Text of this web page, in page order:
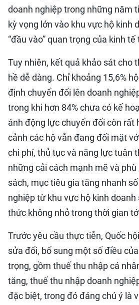
doanh nghiệp trong những năm
kỳ vọng lớn vào khu vực hộ kinh
“đầu vào” quan trọng của kinh tế
Tuy nhiên, kết quả khảo sát cho
hề dễ dàng. Chỉ khoảng 15,6%
định chuyển đổi lên doanh
trong khi hơn 84% chưa có kế
ánh động lực chuyển đổi còn rất
cảnh các hộ vẫn đang đối mặt
chi phí, thủ tục và năng lực tuân
những cải cách mạnh mẽ và phù
sách, mục tiêu gia tăng nhanh
nghiệp từ khu vực hộ kinh
thức không nhỏ trong thời gian
Trước yêu cầu thực tiễn, Quốc
sửa đổi, bổ sung một số điều
trọng, gồm thuế thu nhập cá
tăng, thuế thu nhập doanh
đặc biệt, trong đó đáng chú ý là